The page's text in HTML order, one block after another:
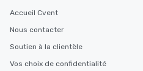
Accueil Cvent
Nous contacter
Soutien à la clientèle
Vos choix de confidentialité